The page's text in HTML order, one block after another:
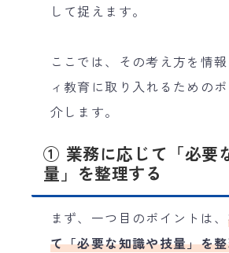
して捉えます。
ここでは、その考え方を情
ィ教育に取り入れるための
介します。
① 業務に応じて「必要
量」を整理する
まず、一つ目のポイントは、
て「必要な知識や技量」を